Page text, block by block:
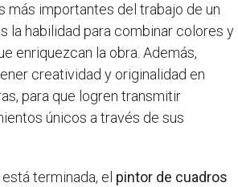
más importantes del trabajo de un
la habilidad para combinar colores y
enriquezcan la obra. Además,
creatividad y originalidad en
para que logren transmitir
únicos a través de sus
terminada, el pintor de cuadros